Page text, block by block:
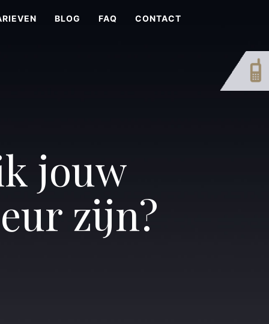
BLOG FAQ CONTACT
jouw
zijn?